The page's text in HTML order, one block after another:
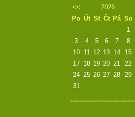
<<
2026
Po Út St Čt Pá So
1
3
4 5 6 7 8
10
11 12 13 14 15
17 18 19 20 21 22
24 25 26 27 28 29
31